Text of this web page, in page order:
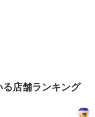
店舗ランキング